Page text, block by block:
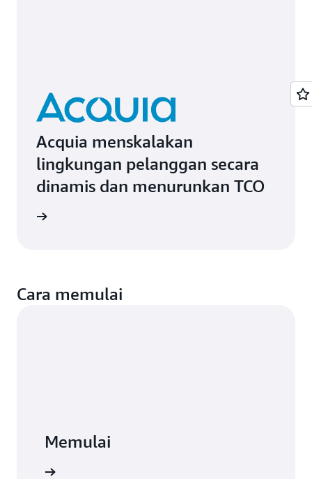
Acquia menskalakan
lingkungan pelanggan secara
dinamis dan menurunkan TCO
Cara memulai
Memulai